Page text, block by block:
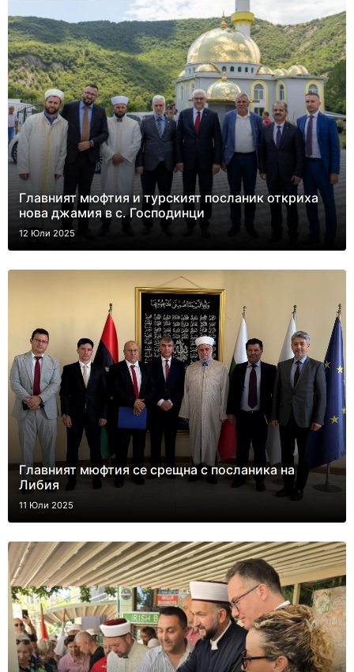
Главният мюфтия и турският посланик откриха
нова джамия в с. Господинци
12 Юли 2025
Главният мюфтия се срещна с посланика на
Либия
11 Юли 2025